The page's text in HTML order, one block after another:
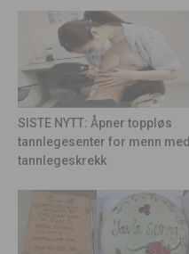
SISTE NYTT: Åpner toppløs
tannlegesenter for menn med
tannlegeskrekk